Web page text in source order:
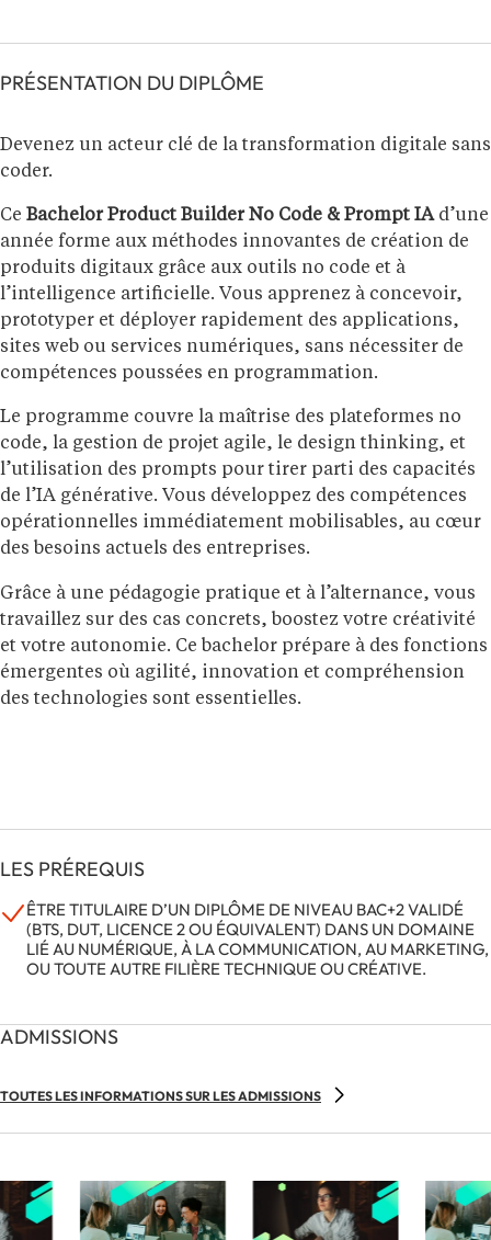
PRÉSENTATION DU DIPLÔME
Devenez un acteur clé de la transformation digitale sans
coder.
Ce Bachelor Product Builder No Code & Prompt IAd’une
année forme aux méthodes innovantes de création de
produits digitaux grâce aux outils no code et à
l’intelligence artificielle. Vous apprenez à concevoir,
prototyper et déployer rapidement des applications,
sites web ou services numériques, sans nécessiter de
compétences poussées en programmation.
Le programme couvre la maîtrise des plateformes no
code, la gestion de projet agile, le design thinking, et
l’utilisation des prompts pour tirer parti des capacités
de l’IA générative. Vous développez des compétences
opérationnelles immédiatement mobilisables, au cœur
des besoins actuels des entreprises.
Grâce à une pédagogie pratique et à l’alternance, vous
travaillez sur des cas concrets, boostez votre créativité
et votre autonomie. Ce bachelor prépare à des fonctions
émergentes où agilité, innovation et compréhension
des technologies sont essentielles.
LES PRÉREQUIS
ÊTRE TITULAIRE D’UN DIPLÔME DE NIVEAU BAC+2 VALIDÉ
(BTS, DUT, LICENCE 2 OU ÉQUIVALENT) DANS UN DOMAINE
LIÉ AU NUMÉRIQUE, À LA COMMUNICATION, AU MARKETING,
OU TOUTE AUTRE FILIÈRE TECHNIQUE OU CRÉATIVE.
ADMISSIONS
TOUTES LES INFORMATIONS SUR LES ADMISSIONS